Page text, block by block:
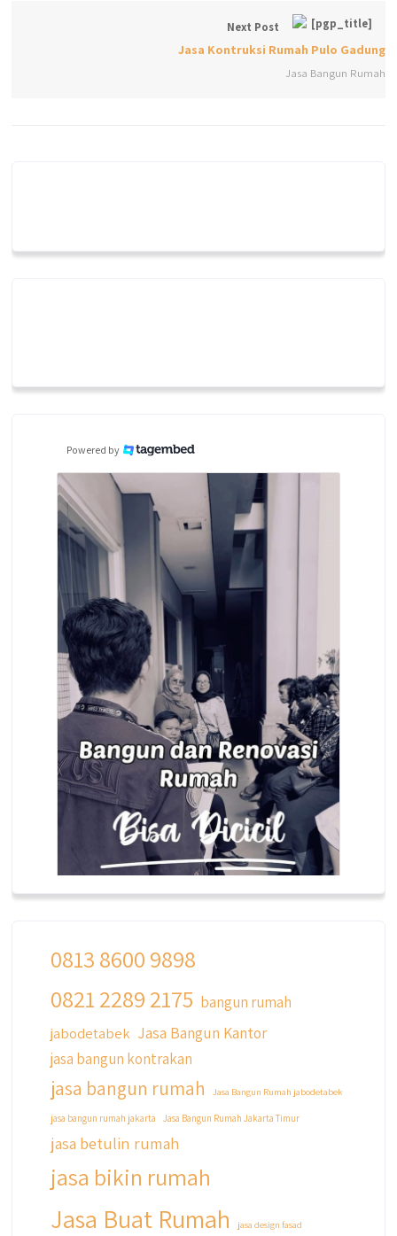
Next Post
Jasa Kontruksi Rumah Pulo Gadung
Jasa Bangun Rumah
Powered by
qyusipersada
3 years ago
Siapa yang udah masuk List untuk Bangun
dan Renovasi rumah Di @qyusipersada
Untuk informasi lebih lanjut terkait program
di bio yaa
#jasabangunrumahjakarta
#jasarenovasirumahjakarta
#kontraktorjakarta #kontraktorbangunan
0813 8600 9898
0821 2289 2175 bangun rumah
jabodetabek Jasa Bangun Kantor
jasa bangun kontrakan
jasa bangun rumah Jasa Bangun Rumah jabodetabek
jasa bangun rumah jakarta Jasa Bangun Rumah Jakarta Timur
jasa betulin rumah
jasa bikin rumah
Jasa Buat Rumah jasa design fasad